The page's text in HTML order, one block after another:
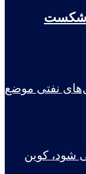
شکست
نفتی موضع
شود، کوین